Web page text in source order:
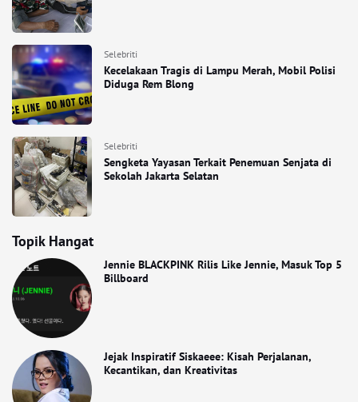
Selebriti
Kecelakaan Tragis di Lampu Merah, Mobil Polisi
Diduga Rem Blong
Selebriti
Sengketa Yayasan Terkait Penemuan Senjata di
Sekolah Jakarta Selatan
Topik Hangat
Jennie BLACKPINK Rilis Like Jennie, Masuk Top 5
Billboard
Jejak Inspiratif Siskaeee: Kisah Perjalanan,
Kecantikan, dan Kreativitas